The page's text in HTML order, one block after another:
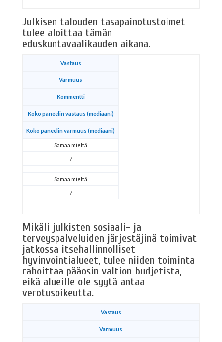
Julkisen talouden tasapainotustoimet
tulee aloittaa tämän
eduskuntavaalikauden aikana.
Vastaus
Varmuus
Kommentti
Koko paneelin vastaus (mediaani)
Koko paneelin varmuus (mediaani)
Samaa mieltä
7
Samaa mieltä
7
Mikäli julkisten sosiaali- ja
terveyspalveluiden järjestäjinä toimivat
jatkossa itsehallinnolliset
hyvinvointialueet, tulee niiden toiminta
rahoittaa pääosin valtion budjetista,
eikä alueille ole syytä antaa
verotusoikeutta.
Vastaus
Varmuus